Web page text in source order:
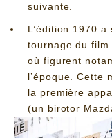
suivante.
L’édition 1970
tournage du film
où figurent
l’époque. Cette
la première
(un birotor